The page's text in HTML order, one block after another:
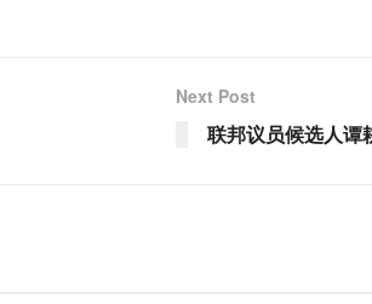
Next Post
联邦议员候选人谭